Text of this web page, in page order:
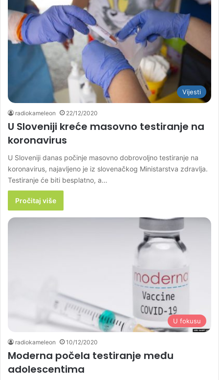
Vijesti
radiokameleon 22/12/2020
U Sloveniji kreće masovno testiranje na
koronavirus
U Sloveniji danas počinje masovno dobrovoljno testiranje na
koronavirus, najavljeno je iz slovenačkog Ministarstva zdravlja.
Testiranje će biti besplatno, a…
Pročitaj više
U fokusu
radiokameleon 10/12/2020
Moderna počela testiranje među
adolescentima